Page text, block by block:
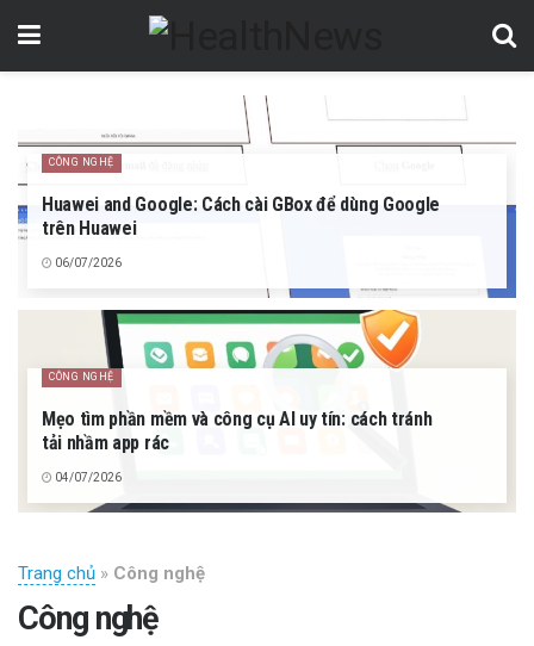
CÔNG NGHỆ
Huawei and Google: Cách cài GBox để dùng Google
trên Huawei
06/07/2026
CÔNG NGHỆ
Mẹo tìm phần mềm và công cụ AI uy tín: cách tránh
tải nhầm app rác
04/07/2026
Trang chủ » Công nghệ
Công nghệ